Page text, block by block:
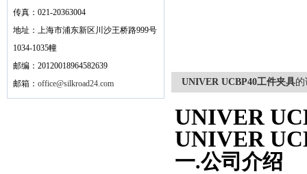
传真：021-20363004
地址：上海市浦东新区川沙王桥路999号
1034-1035幢
邮编：20120018964582639
邮箱： office@silkroad24.com UNIVER UCBP40工件夹具
UNIVER
UNIVER
一.公司介绍